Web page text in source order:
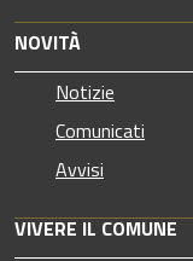
NOVITÀ
Notizie
Comunicati
Avvisi
VIVERE IL COMUNE